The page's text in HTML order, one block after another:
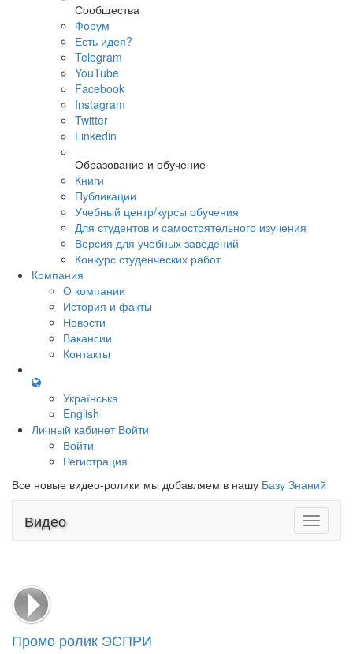
Сообщества
Форум
Есть идея?
Telegram
YouTube
Facebook
Instagram
Twitter
Linkedin
Образование и обучение
Книги
Публикации
Учебный центр/курсы обучения
Для студентов и самостоятельного изучения
Версия для учебных заведений
Конкурс студенческих работ
Компания
О компании
История и факты
Новости
Вакансии
Контакты
Українська
English
Личный кабинет Войти
Войти
Регистрация
Все новые видео-ролики мы добавляем в нашу Базу Знаний
Toggle
Видео
Промо ролик ЭСПРИ